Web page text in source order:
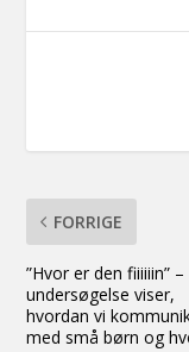
FORRIGE
”Hvor er den fiiiiiin”
undersøgelse viser,
hvordan vi
med små børn og